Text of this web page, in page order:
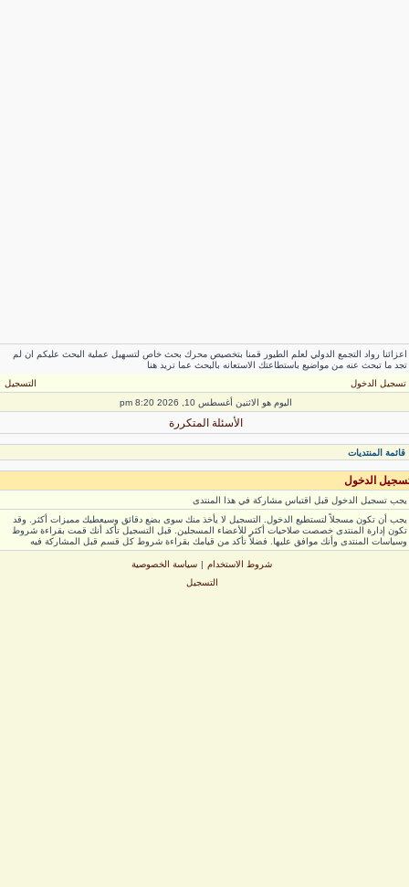
رواد التجمع الدولي لعلم الطيور قمنا بتخصيص محرك بحث خاص لتسهيل عملية البحث عليكم ان لم
ما تبحث عنه من مواضيع باستطاعتك الاستعانه بالبحث عما تريد هنا
الدخول
التسجيل
اليوم هو الاثنين أغسطس 10, 2026 8:20 pm
الأسئلة المتكررة
المنتديات
الدخول
تسجيل الدخول قبل اقتباس مشاركة في هذا المنتدى
أن تكون مسجلاً لتستطيع الدخول. التسجيل لا يأخذ منك سوى بضع دقائق وسيعطيك مميزات أكثر. وقد
إدارة المنتدى خصصت صلاحيات أكثر للأعضاء المسجلين. قبل التسجيل تأكد أنك قمت بقراءة شروط
المنتدى وأنك موافق عليها. فضلاً تأكد من قيامك بقراءة شروط كل قسم قبل المشاركة فيه
شروط الاستخدام | سياسة الخصوصية
التسجيل